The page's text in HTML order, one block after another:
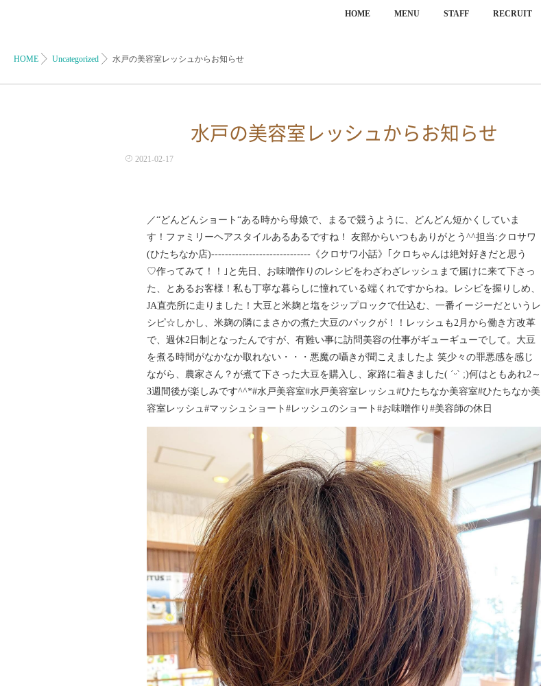
HOME MENU STAFF RECRUIT
HOME Uncategorized 水戸の美容室レッシュからお知らせ
水戸の美容室レッシュからお知らせ
2021-02-17
／“どんどんショート“ ある時から母娘で、 まるで競うように、 どんどん短かくしていま
す！ ファミリーヘアスタイル あるあるですね！ 友部からいつもありがとう^^ 担当:クロサワ
(ひたちなか店) ----------------------------- 《クロサワ小話》 ｢クロちゃんは絶対好きだと思う
♡ 作ってみて！！｣と 先日、お味噌作りのレシピをわざわざレッシュまで 届けに来て下さっ
た、とあるお客様！ 私も丁寧な暮らしに憧れている端くれですからね。 レシピを握りしめ、
JA直売所に走りました！ 大豆と米麹と塩をジップロックで仕込む、一番イージーだというレ
シピ☆ しかし、米麹の隣にまさかの煮た大豆のパックが！！ レッシュも2月から働き方改革
で、 週休2日制となったんですが、 有難い事に訪問美容の仕事が ギューギューでして。 大豆
を煮る時間がなかなか取れない・・・ 悪魔の囁きが聞こえましたよ 笑 少々の罪悪感を感じ
ながら、農家さん？が煮て下さった大豆を購入し、 家路に着きました( ˊᵕˋ ;) 何はともあれ2～
3週間後が楽しみです^^* #水戸美容室 #水戸美容室レッシュ #ひたちなか美容室 #ひたちなか美
容室レッシュ #マッシュショート #レッシュのショート #お味噌作り #美容師の休日